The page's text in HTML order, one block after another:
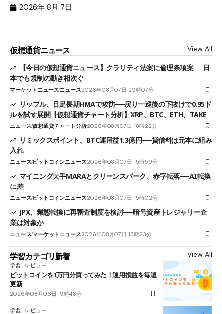
2026年 8月 7日
仮想通貨ニュース View All
【今日の仮想通貨ニュース】クラリティ法案に倫理条項案──日
本でも規制の動き相次ぐ
マーケットニュースニュース2026年08月07日 20時07分
リップル、日足長期HMAで攻防──戻り一巡後の下抜けで0.95ド
ルを試す展開【仮想通貨チャート分析】XRP、BTC、ETH、TAKE
ニュース仮想通貨チャート分析2026年08月07日 18時22分
リミックスポイント、BTC運用益1.3億円──貸借料は元本に組み
入れ
ニュースビットコインニュース2026年08月07日 15時59分
マイニング大手MARAとクリーンスパーク、赤字転落──AI転換
に差
ニュースビットコインニュース2026年08月07日 15時02分
JPX、業態転換に再審査制度を検討──暗号資産トレジャリー企
業は対象か
ニュースマーケットニュース2026年08月07日 13時23分
学習カテゴリ新着 View All
学習 レビュー
ビットコインを1万円分買ってみた！運用損益を毎週
更新
2026年08月06日 19時46分
学習 レビュー